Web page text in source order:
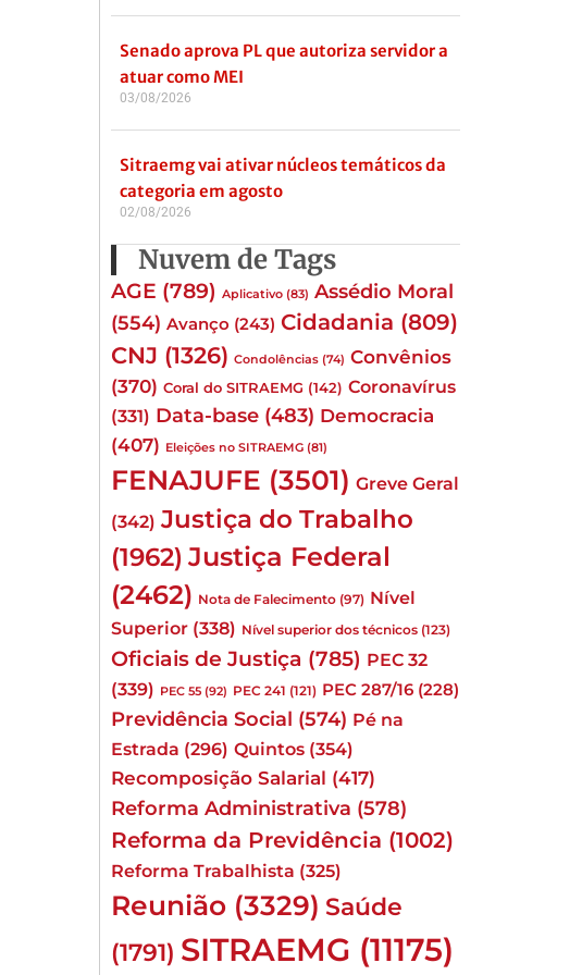
Senado aprova PL que autoriza servidor a
atuar como MEI
03/08/2026
Sitraemg vai ativar núcleos temáticos da
categoria em agosto
02/08/2026
Nuvem de Tags
AGE (789) Aplicativo (83) Assédio Moral
(554) Avanço (243) Cidadania (809)
CNJ (1326) Condolências (74) Convênios
(370) Coral do SITRAEMG (142) Coronavírus
(331) Data-base (483) Democracia
(407) Eleições no SITRAEMG (81)
FENAJUFE (3501) Greve Geral
(342) Justiça do Trabalho
(1962) Justiça Federal
(2462) Nota de Falecimento (97) Nível
Superior (338) Nível superior dos técnicos (123)
Oficiais de Justiça (785) PEC 32
(339) PEC 55 (92) PEC 241 (121) PEC 287/16 (228)
Previdência Social (574) Pé na
Estrada (296) Quintos (354)
Recomposição Salarial (417)
Reforma Administrativa (578)
Reforma da Previdência (1002)
Reforma Trabalhista (325)
Reunião (3329) Saúde
(1791) SITRAEMG (11175)